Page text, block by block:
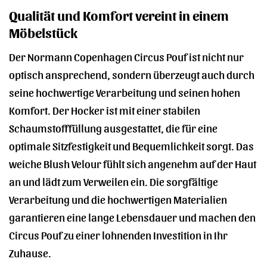
Qualität und Komfort vereint in einem
Möbelstück
Der Normann Copenhagen Circus Pouf ist nicht nur
optisch ansprechend, sondern überzeugt auch durch
seine hochwertige Verarbeitung und seinen hohen
Komfort. Der Hocker ist mit einer stabilen
Schaumstofffüllung ausgestattet, die für eine
optimale Sitzfestigkeit und Bequemlichkeit sorgt. Das
weiche Blush Velour fühlt sich angenehm auf der Haut
an und lädt zum Verweilen ein. Die sorgfältige
Verarbeitung und die hochwertigen Materialien
garantieren eine lange Lebensdauer und machen den
Circus Pouf zu einer lohnenden Investition in Ihr
Zuhause.